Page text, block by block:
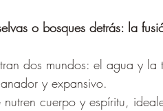
o bosques detrás: la
dos mundos: el agua y la
y expansivo.
nutren cuerpo y espíritu,